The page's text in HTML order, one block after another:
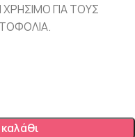
ΓΙΑ ΤΟΥΣ